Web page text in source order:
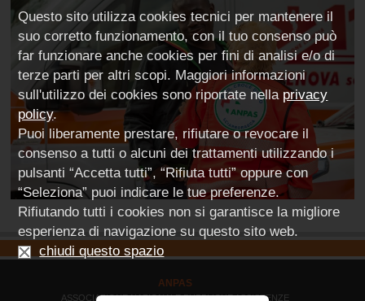
ANPAS
ASSOCIAZIONE NAZIONALE PUBBLICHE ASSISTENZE
Questo sito utilizza cookies tecnici per mantenere il
suo corretto funzionamento, con il tuo consenso può
far funzionare anche cookies per fini di analisi e/o di
terze parti per altri scopi. Maggiori informazioni
sull'utilizzo dei cookies sono riportate nella privacy
policy.
Puoi liberamente prestare, rifiutare o revocare il
consenso a tutti o alcuni dei trattamenti utilizzando i
pulsanti “Accetta tutti”, “Rifiuta tutti” oppure con
“Seleziona” puoi indicare le tue preferenze.
Rifiutando tutti i cookies non si garantisce la migliore
esperienza di navigazione su questo sito web.
chiudi questo spazio